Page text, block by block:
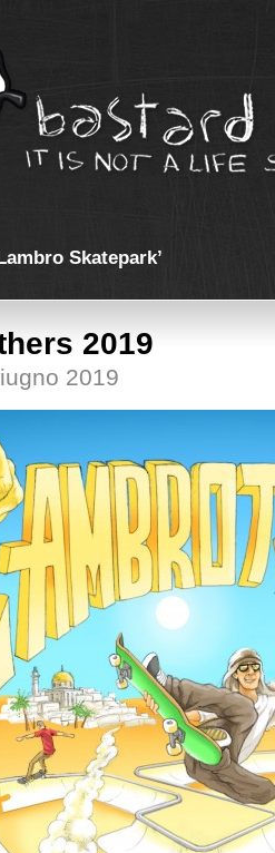
Skatepark’
2019
2019